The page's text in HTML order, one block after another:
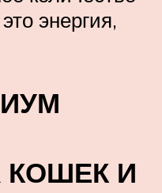
энергия,
КОШЕК И